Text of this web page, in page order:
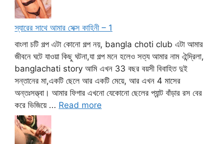
স্যারের সাথে আমার সেক্স কাহিনী – 1
বাংলা চটি গল্প এটা কোনো গল্প নয়, bangla choti club এটা আমার
জীবনে ঘটে যাওয়া কিছু ঘটনা,যা গল্প মনে হলেও সত্য আমার নাম ঐন্দ্রিলা,
banglachati story আমি এখন 33 বছর বয়সী বিবাহিত দুই
সন্তানের মা,একটি ছেলে আর একটি মেয়ে, আর এখন 4 মাসের
অন্তঃসত্ত্বা। আমার ফিগার এখনো যেকোনো ছেলের প্যান্ট বাঁড়ার রস বের
করে ভিজিয়ে ... Read more